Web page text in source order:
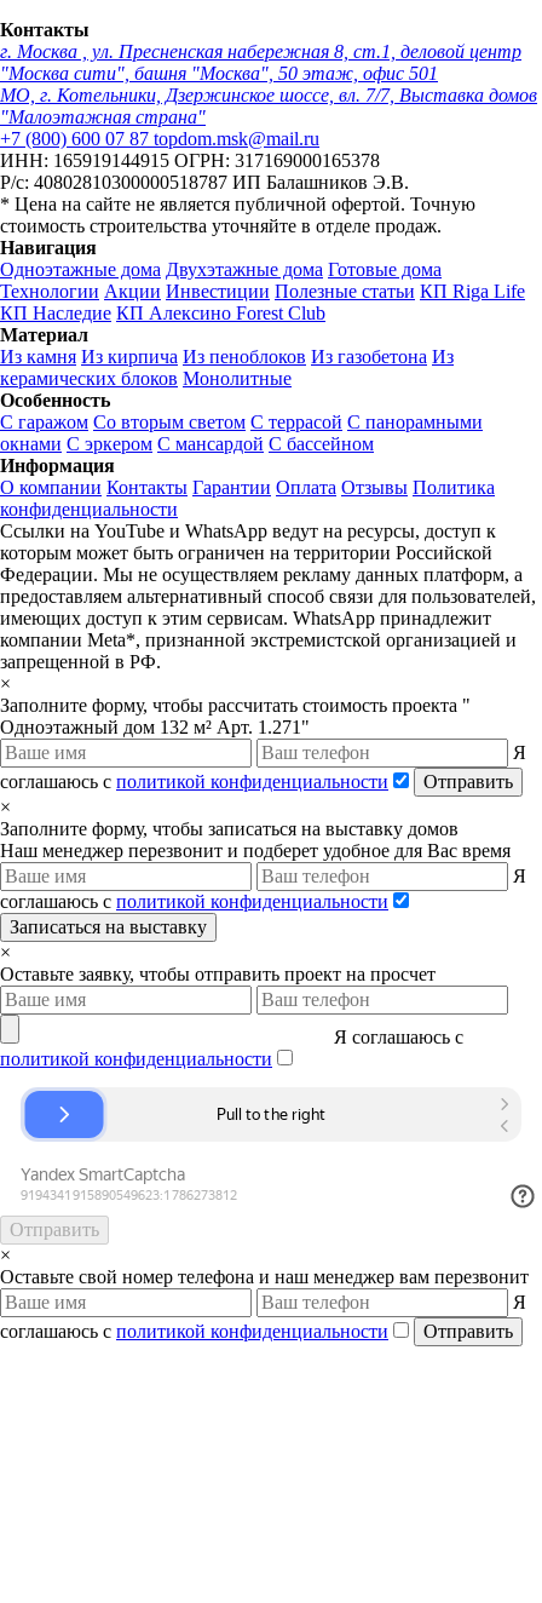
Контакты
г. Москва , ул. Пресненская набережная 8, ст.1, деловой центр
"Москва сити", башня "Москва", 50 этаж, офис 501
МО, г. Котельники, Дзержинское шоссе, вл. 7/7, Выставка домов
"Малоэтажная страна"
+7 (800) 600 07 87 topdom.msk@mail.ru
ИНН: 165919144915 ОГРН: 317169000165378
Р/с: 40802810300000518787 ИП Балашников Э.В.
* Цена на сайте не является публичной офертой. Точную
стоимость строительства уточняйте в отделе продаж.
Навигация
Одноэтажные дома Двухэтажные дома Готовые дома
Технологии Акции Инвестиции Полезные статьи КП Riga Life
КП Наследие КП Алексино Forest Club
Материал
Из камня Из кирпича Из пеноблоков Из газобетона Из
керамических блоков Монолитные
Особенность
С гаражом Со вторым светом С террасой С панорамными
окнами С эркером С мансардой С бассейном
Информация
О компании Контакты Гарантии Оплата Отзывы Политика
конфиденциальности
Ссылки на YouTube и WhatsApp ведут на ресурсы, доступ к
которым может быть ограничен на территории Российской
Федерации. Мы не осуществляем рекламу данных платформ, а
предоставляем альтернативный способ связи для пользователей,
имеющих доступ к этим сервисам. WhatsApp принадлежит
компании Meta*, признанной экстремистской организацией и
запрещенной в РФ.
×
Заполните форму, чтобы рассчитать стоимость проекта "
Одноэтажный дом 132 м² Арт. 1.271"
Я
соглашаюсь с политикой конфиденциальности
Отправить
×
Заполните форму, чтобы записаться на выставку домов
Наш менеджер перезвонит и подберет удобное для Вас время
Я
соглашаюсь с политикой конфиденциальности
Записаться на выставку
×
Оставьте заявку, чтобы отправить проект на просчет
Я соглашаюсь с
политикой конфиденциальности
Отправить
×
Оставьте свой номер телефона и наш менеджер вам перезвонит
Я
соглашаюсь с политикой конфиденциальности Отправить